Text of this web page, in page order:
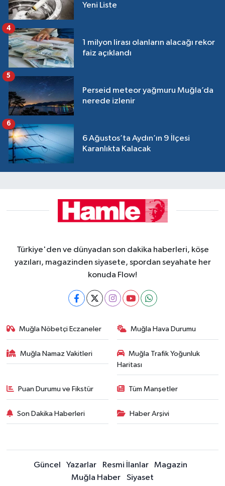
Yeni Liste
1 milyon lirası olanların alacağı rekor
faiz açıklandı
4
Perseid meteor yağmuru Muğla’da
nerede izlenir
5
6 Ağustos’ta Aydın’ın 9 İlçesi
Karanlıkta Kalacak
6
Türkiye'den ve dünyadan son dakika haberleri, köşe
yazıları, magazinden siyasete, spordan seyahate her
konuda Flow!
Muğla Nöbetçi Eczaneler Muğla Hava Durumu
Muğla Namaz Vakitleri
Muğla Trafik Yoğunluk
Haritası
Puan Durumu ve Fikstür Tüm Manşetler
Son Dakika Haberleri Haber Arşivi
Güncel Yazarlar Resmi İlanlar
Magazin
Muğla Haber
Siyaset